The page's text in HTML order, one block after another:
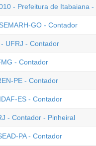
- Prefeitura de Itabaiana
GO - Contador
UFRJ - Contador
- Contador
PE - Contador
ES - Contador
- Contador - Pinheiral
PA - Contador